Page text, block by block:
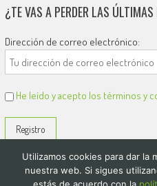
¿TE VAS A PERDER LAS
Dirección de correo electrónico:
He leído y acepto los términos y
Utilizamos cookies para dar la
nuestra web. Si sigues